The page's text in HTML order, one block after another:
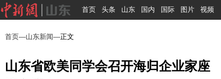
首页 头条 山东 国内 国际 图片 视频
首页—山东新闻—正文
山东省欧美同学会召开海归企业家座